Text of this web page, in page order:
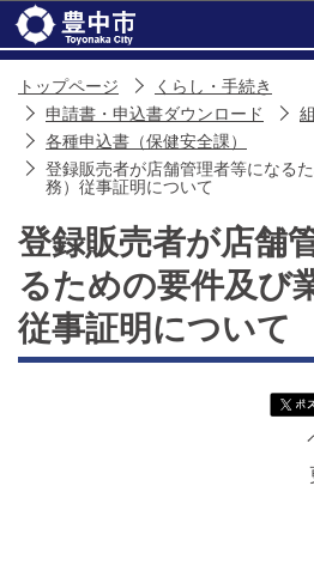
トップページ
くらし・手続き
申請書・申込書ダウンロード
各種申込書（保健安全課）
登録販売者が店舗管理者等になる
務）従事証明について
登録販売者が店舗
るための要件及び
従事証明について